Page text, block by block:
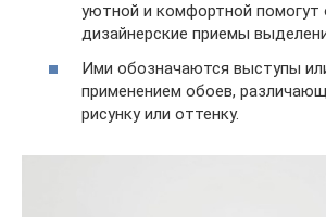
уютной и комфортной помогут
дизайнерские приемы
Ими обозначаются выступы
применением обоев,
рисунку или оттенку.